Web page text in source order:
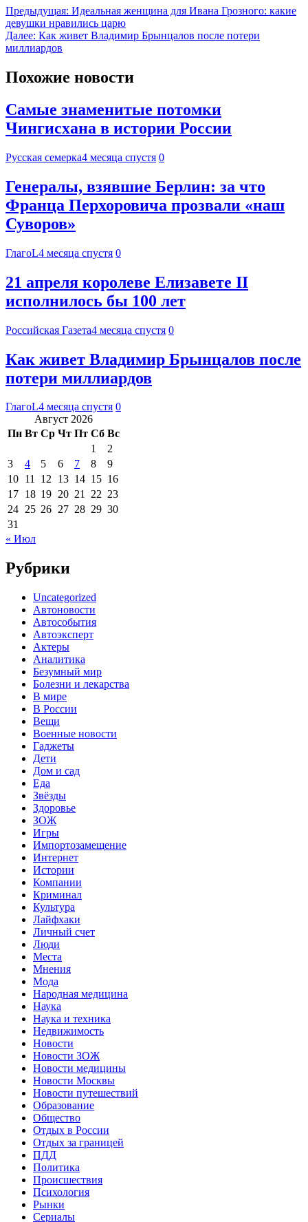
Предыдущая: Идеальная женщина для Ивана Грозного: какие
девушки нравились царю
Далее: Как живет Владимир Брынцалов после потери
миллиардов
Похожие новости
Самые знаменитые потомки
Чингисхана в истории России
Русская семерка4 месяца спустя 0
Генералы, взявшие Берлин: за что
Франца Перхоровича прозвали «наш
Суворов»
ГлагоL4 месяца спустя 0
21 апреля королеве Елизавете II
исполнилось бы 100 лет
Российская Газета4 месяца спустя 0
Как живет Владимир Брынцалов после
потери миллиардов
ГлагоL4 месяца спустя 0
Август 2026
Пн Вт Ср Чт Пт Сб Вс
1
2
3
4 5 6 7 8
9
10 11 12 13 14 15 16
17 18 19 20 21 22 23
24 25 26 27 28 29 30
31
« Июл
Рубрики
Uncategorized
Автоновости
Автособытия
Автоэксперт
Актеры
Аналитика
Безумный мир
Болезни и лекарства
В мире
В России
Вещи
Военные новости
Гаджеты
Дети
Дом и сад
Еда
Звёзды
Здоровье
ЗОЖ
Игры
Импортозамещение
Интернет
Истории
Компании
Криминал
Культура
Лайфхаки
Личный счет
Люди
Места
Мнения
Мода
Народная медицина
Наука
Наука и техника
Недвижимость
Новости
Новости ЗОЖ
Новости медицины
Новости Москвы
Новости путешествий
Образование
Общество
Отдых в России
Отдых за границей
ПДД
Политика
Происшествия
Психология
Рынки
Сериалы